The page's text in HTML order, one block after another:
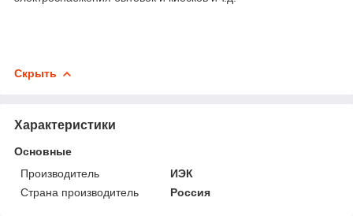
Скрыть
Характеристики
Основные
Производитель
ИЭК
Страна производитель
Россия